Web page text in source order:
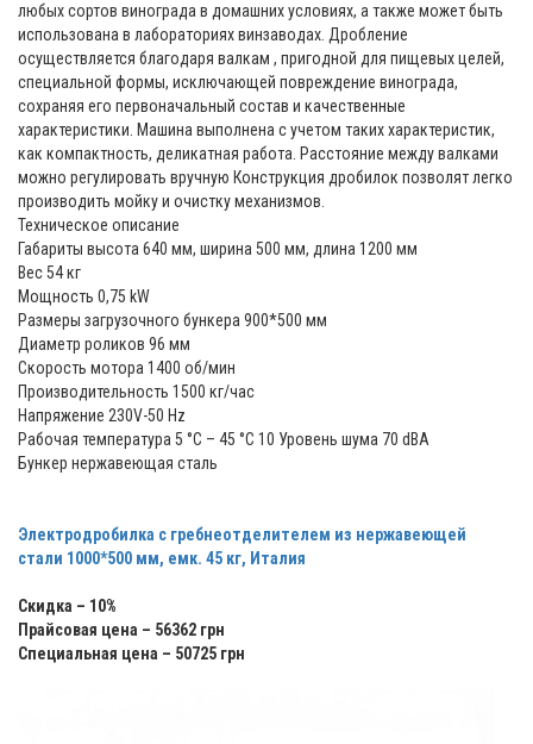
любых сортов винограда в домашних условиях, а также может быть
использована в лабораториях винзаводах. Дробление
осуществляется благодаря валкам , пригодной для пищевых целей,
специальной формы, исключающей повреждение винограда,
сохраняя его первоначальный состав и качественные
характеристики. Машина выполнена с учетом таких характеристик,
как компактность, деликатная работа. Расстояние между валками
можно регулировать вручную Конструкция дробилок позволят легко
производить мойку и очистку механизмов.
Техническое описание
Габариты высота 640 мм, ширина 500 мм, длина 1200 мм
Вес 54 кг
Мощность 0,75 kW
Размеры загрузочного бункера 900*500 мм
Диаметр роликов 96 мм
Скорость мотора 1400 об/мин
Производительность 1500 кг/час
Напряжение 230V-50 Hz
Рабочая температура 5 °С – 45 °С 10 Уровень шума 70 dBA
Бункер нержавеющая сталь
Электродробилка с гребнеотделителем из нержавеющей
стали 1000*500 мм, емк. 45 кг, Италия
Скидка – 10%
Прайсовая цена – 56362 грн
Специальная цена – 50725 грн